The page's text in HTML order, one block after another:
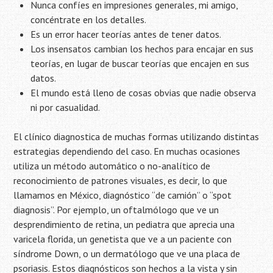
Nunca confíes en impresiones generales, mi amigo,
concéntrate en los detalles.
Es un error hacer teorías antes de tener datos.
Los insensatos cambian los hechos para encajar en sus
teorías, en lugar de buscar teorías que encajen en sus
datos.
El mundo está lleno de cosas obvias que nadie observa
ni por casualidad.
El clínico diagnostica de muchas formas utilizando distintas
estrategias dependiendo del caso. En muchas ocasiones
utiliza un método automático o no-analítico de
reconocimiento de patrones visuales, es decir, lo que
llamamos en México, diagnóstico “de camión” o “spot
diagnosis”. Por ejemplo, un oftalmólogo que ve un
desprendimiento de retina, un pediatra que aprecia una
varicela florida, un genetista que ve a un paciente con
síndrome Down, o un dermatólogo que ve una placa de
psoriasis. Estos diagnósticos son hechos a la vista y sin